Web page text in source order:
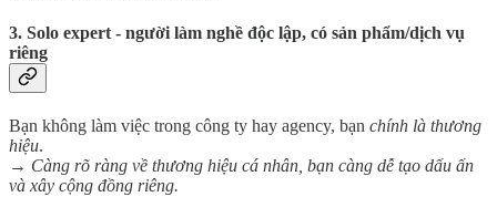
3. Solo expert - người làm nghề độc lập, có sản phẩm/dịch vụ
riêng
Bạn không làm việc trong công ty hay agency, bạn chính là thương
hiệu.
→ Càng rõ ràng về thương hiệu cá nhân, bạn càng dễ tạo dấu ấn
và xây cộng đồng riêng.